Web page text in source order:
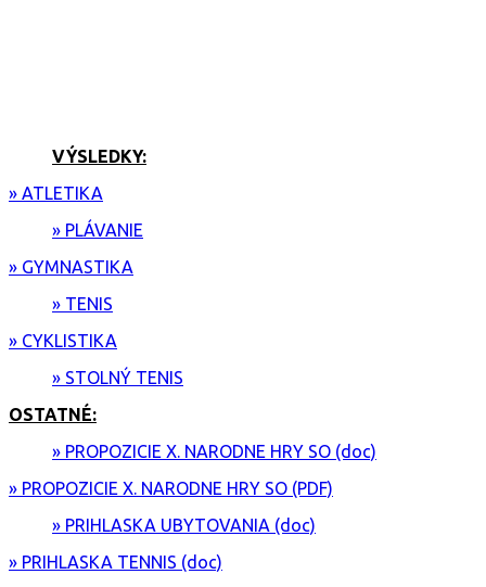
VÝSLEDKY:
» ATLETIKA
» PLÁVANIE
» GYMNASTIKA
» TENIS
» CYKLISTIKA
» STOLNÝ TENIS
OSTATNÉ:
» PROPOZICIE X. NARODNE HRY SO (doc)
» PROPOZICIE X. NARODNE HRY SO (PDF)
» PRIHLASKA UBYTOVANIA (doc)
» PRIHLASKA TENNIS (doc)